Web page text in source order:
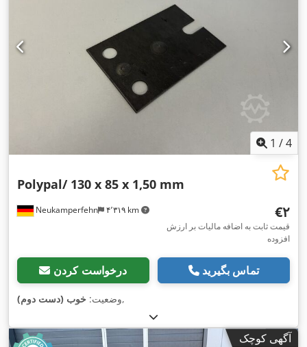
1 /4
Neukamperfehn ۴٬۳۱۹ km
Polypal/ 130 x 85 x 1,50 mm
‎€۲
قیمت ثابت به اضافه مالیات بر ارزش
افزوده
درخواست کردن تماس بگیرید
وضعیت: خوب (دست دوم) ,
آگهی کوچک